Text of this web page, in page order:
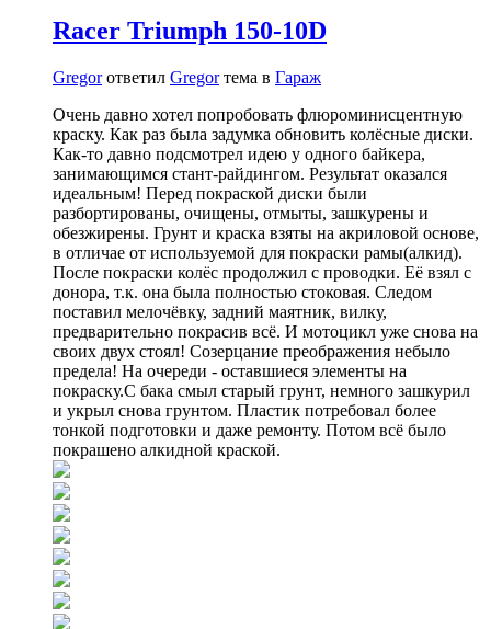
Racer Triumph 150-10D
Gregorответил Gregorтема в Гараж
Очень давно хотел попробовать флюроминисцентную
краску. Как раз была задумка обновить колёсные диски.
Как-то давно подсмотрел идею у одного байкера,
занимающимся стант-райдингом. Результат оказался
идеальным! Перед покраской диски были
разбортированы, очищены, отмыты, зашкурены и
обезжирены. Грунт и краска взяты на акриловой основе,
в отличае от используемой для покраски рамы(алкид).
После покраски колёс продолжил с проводки. Её взял с
донора, т.к. она была полностью стоковая. Следом
поставил мелочёвку, задний маятник, вилку,
предварительно покрасив всё. И мотоцикл уже снова на
своих двух стоял! Созерцание преображения небыло
предела! На очереди - оставшиеся элементы на
покраску.С бака смыл старый грунт, немного зашкурил
и укрыл снова грунтом. Пластик потребовал более
тонкой подготовки и даже ремонту. Потом всё было
покрашено алкидной краской.